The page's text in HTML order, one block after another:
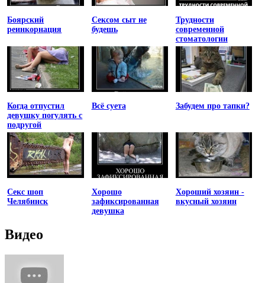
Боярский
реинкорнация
Сексом сыт не
будешь
Трудности
современной
стоматологии
Когда отпустил
девушку погулять с
подругой
Всё суета Забудем про тапки?
Секс шоп
Челябинск
Хорошо
зафиксированная
девушка
Хороший хозяин -
вкусный хозяин
Видео